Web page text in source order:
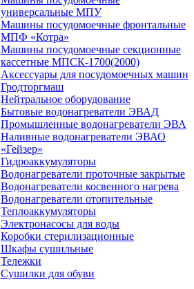
универсальные МПУ
Машины посудомоечные фронтальные
МПФ «Котра»
Машины посудомоечные секционные
кассетные МПСК-1700(2000)
Аксессуары для посудомоечных машин
Гродторгмаш
Нейтральное оборудование
Бытовые водонагреватели ЭВАД
Промышленные водонагреватели ЭВА
Наливные водонагреватели ЭВАО
«Гейзер»
Гидроаккумуляторы
Водонагреватели проточные закрытые
Водонагреватели косвенного нагрева
Водонагреватели отопительные
Теплоаккумуляторы
Электронасосы для воды
Коробки стерилизационные
Шкафы сушильные
Тележки
Сушилки для обуви